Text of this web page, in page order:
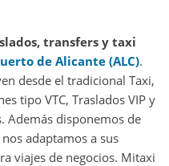
transfers y taxi
de Alicante (ALC).
desde el tradicional Taxi,
tipo VTC, Traslados VIP y
Además disponemos de
adaptamos a sus
viajes de negocios. Mitaxi